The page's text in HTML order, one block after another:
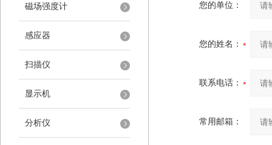
磁场强度计
感应器
扫描仪
显示机
分析仪
您的单位：
您的姓名：
联系电话：
常用邮箱：